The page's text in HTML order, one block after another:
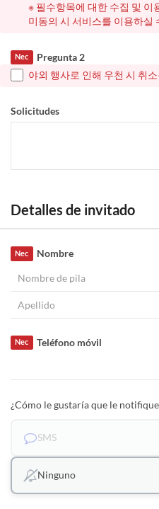
※ 필수항목에 대한 수집 및 이
미동의 시 서비스를 이용하실
Pregunta 2
Nec
야외 행사로 인해 우천 시 취
Solicitudes
Detalles de invitado
Nombre
Nec
Teléfono móvil
Nec
¿Cómo le gustaría que le
SMS
Ninguno